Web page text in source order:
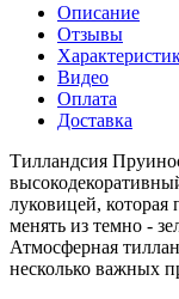
Описание
Отзывы
Видео
Оплата
Доставка
Тилландсия
луковицей,
менять из темно -
Атмосферная
несколько важных